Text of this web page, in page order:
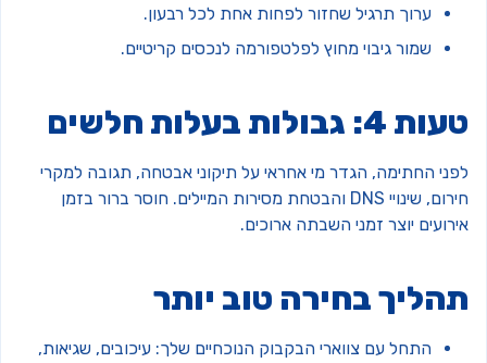
ערוך תרגיל שחזור לפחות אחת לכל רבעון.
שמור גיבוי מחוץ לפלטפורמה לנכסים קריטיים.
4: גבולות בעלות חלשים
החתימה, הגדר מי אחראי על תיקוני אבטחה, תגובה למקרי
חירום, שינויי DNS והבטחת מסירות המיילים. חוסר ברור בזמן
יוצר זמני השבתה ארוכים.
בחירה טוב יותר
התחל עם צווארי הבקבוק הנוכחיים שלך: עיכובים, שגיאות,